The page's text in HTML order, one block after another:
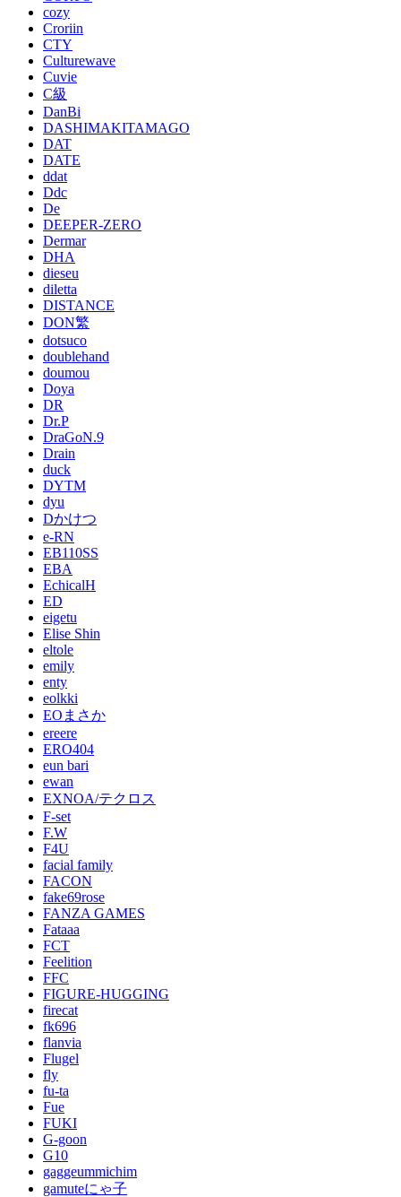
cozy
Croriin
CTY
Culturewave
Cuvie
C級
DanBi
DASHIMAKITAMAGO
DAT
DATE
ddat
Ddc
De
DEEPER-ZERO
Dermar
DHA
dieseu
diletta
DISTANCE
DON繁
dotsuco
doublehand
doumou
Doya
DR
Dr.P
DraGoN.9
Drain
duck
DYTM
dyu
Dかけつ
e-RN
EB110SS
EBA
EchicalH
ED
eigetu
Elise Shin
eltole
emily
enty
eolkki
EOまさか
ereere
ERO404
eun bari
ewan
EXNOA/テクロス
F-set
F.W
F4U
facial family
FACON
fake69rose
FANZA GAMES
Fataaa
FCT
Feelition
FFC
FIGURE-HUGGING
firecat
fk696
flanvia
Flugel
fly
fu-ta
Fue
FUKI
G-goon
G10
gaggeummichim
gamuteにゃ子